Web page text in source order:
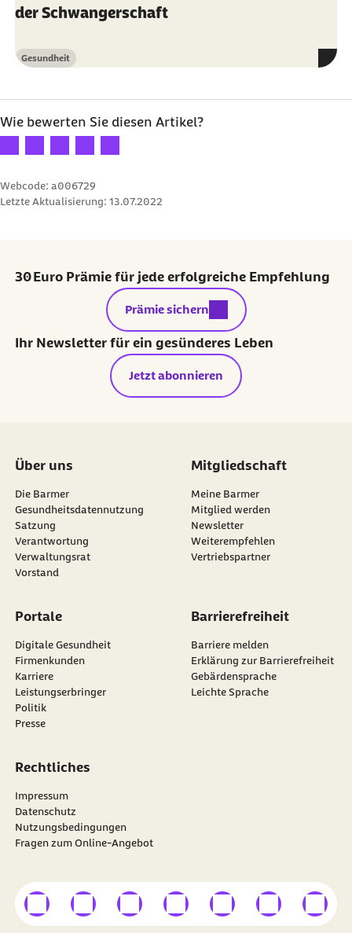
der Schwangerschaft
Kategorie
Gesundheit
Wie bewerten Sie diesen Artikel?
Ihre Bewertung: 1 Stern
Ihre Bewertung: 2 Sterne
Ihre Bewertung: 3 Sterne
Ihre Bewertung: 4 Sterne
Ihre Bewertung: 5 Sterne
Webcode: a006729
Letzte Aktualisierung: 13.07.2022
30 Euro Prämie für jede erfolgreiche Empfehlung
externer Link:
Prämie sichern
Ihr Newsletter für ein gesünderes Leben
Jetzt abonnieren
Über uns
Die Barmer
Gesundheitsdatennutzung
Satzung
Verantwortung
Verwaltungsrat
Vorstand
Mitgliedschaft
Meine Barmer
Mitglied werden
Newsletter
externer Link:
Weiterempfehlen
Vertriebspartner
Portale
Digitale Gesundheit
Firmenkunden
Karriere
Leistungserbringer
Politik
Presse
Barrierefreiheit
Barriere melden
Erklärung zur Barrierefreiheit
Gebärdensprache
Leichte Sprache
Rechtliches
Impressum
Datenschutz
Nutzungsbedingungen
Fragen zum Online-Angebot
Besuchen Sie dieBARMER auf
externer Linkexterner Linkexterner Linkexterner Linkexterner Linkexterner Link